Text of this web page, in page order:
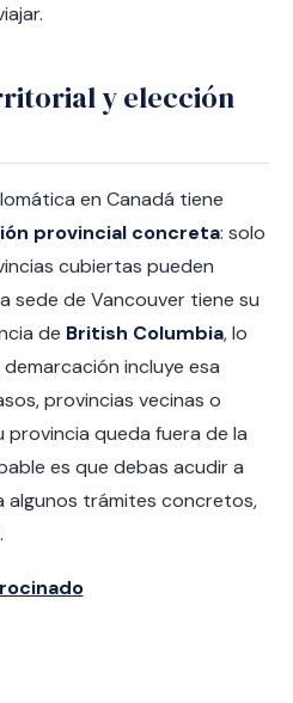
y elección
en Canadá tiene
provincial concreta: solo
cubiertas pueden
sede de Vancouver tiene su
de British Columbia, lo
incluye esa
provincias vecinas o
queda fuera de la
es que debas acudir a
algunos trámites concretos,